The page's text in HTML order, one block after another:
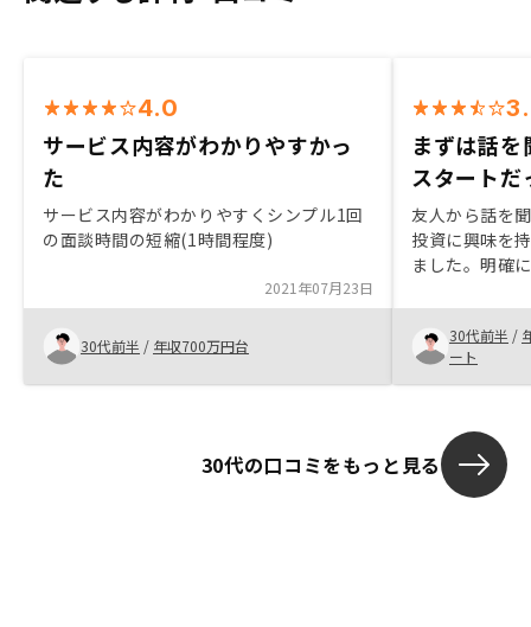
4.0
サービス内容がわかりやすかっ
た
サービス内容がわかりやすくシンプル1回
の面談時間の短縮(1時間程度)
2021年07月23日
30代前半 / 年収700万円台
まずは話
スタートだ
友人から話を
投資に興味を
ました。明確
いうスタート
トやこれまで
した。結果的
大きな投資だ
までの煩雑な
対応いただけ
限にすること
30代前半 /
ート
30代の口コミをもっと見る